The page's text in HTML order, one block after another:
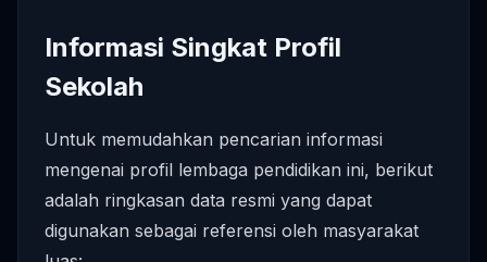
Informasi Singkat Profil
Sekolah
Untuk memudahkan pencarian informasi
mengenai profil lembaga pendidikan ini, berikut
adalah ringkasan data resmi yang dapat
digunakan sebagai referensi oleh masyarakat